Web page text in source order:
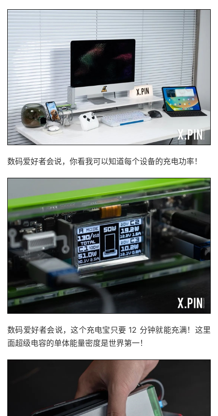
数码爱好者会说，你看我可以知道每个设备的充电功率！
数码爱好者会说，这个充电宝只要 12 分钟就能充满！这里
面超级电容的单体能量密度是世界第一！